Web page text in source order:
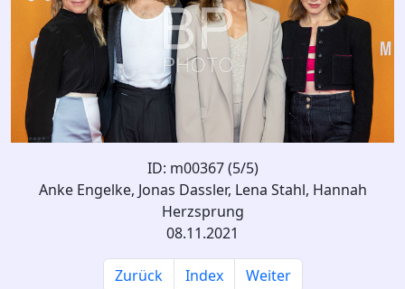
ID: m00367 (5/5)
Anke Engelke, Jonas Dassler, Lena Stahl, Hannah
Herzsprung
08.11.2021
Zurück Index Weiter